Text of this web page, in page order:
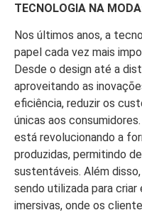
TECNOLOGIA NA
Nos últimos anos, a
papel cada vez mais
Desde o design até a
aproveitando as
eficiência, reduzir os
únicas aos
está revolucionando a
produzidas, permitindo
sustentáveis. Além
sendo utilizada para
imersivas, onde os